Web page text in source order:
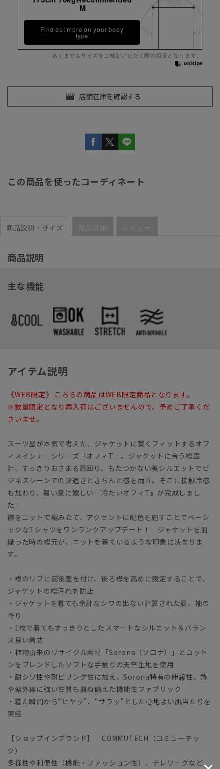
M
Find out more on your body
type
あくまでもサイズをご検討いただく際の目安となります。
この商品を使ったコーディネート
商品説明・サイズ 商品詳細 レビュー
商品説明
主な機能
アイテム説明
《WEB限定》 こちらの商品はWEB限定商品となります。
※数量限定となり再入荷はございませんので、予めご了承くだ
さいませ。
スーツ屋が本気で考えた、ジャケットに賢くフィットするオフ
ィスインナーシリーズ「オフィT」。ジャケットに合う襟設
計、すっきりおさまる肩回り、もたつかない美シルエットでビ
ジネスシーンでの快適さときちんと感を両立。そこに接触冷感
も加わり、暑い夏に嬉しい『冷たいオフィT』が完成しまし
た！
襟をニットで編み立て、アクセントに配色を施すことでベーシ
ックなTシャツをワンランクアップデート！ ジャケットを羽
織った時の襟元が、ニットを着ているような印象に決まりま
す。
・襟のリブに前後差を付け、後ろ襟を高めに設定することで、
ジャケットの襟汚れを防止
・ジャケットを着ても余計なシワの出ない計算された肩、袖の
作り
・1枚で着てもすっきりとしたスマートなシルエット＆バラン
ス良い着丈
・植物由来のリサイクル素材「Sorona（ソロナ）」とコット
ンをブレンドしたソフトな手触りの天竺生地を使用
・耐シワ性や耐ピリング性に加え、Sorona特有の伸縮性、熱
や紫外線に強い性質も兼ね備えた機能性ファブリック
・着た瞬間から“ヒヤッ”、“サラッ”とした心地よい肌当たりを
実感
【ショップインブランド】 COMMUTECH（コミューテッ
ク）
多様性や利便性（機能・ファッション性）、テレワークなど